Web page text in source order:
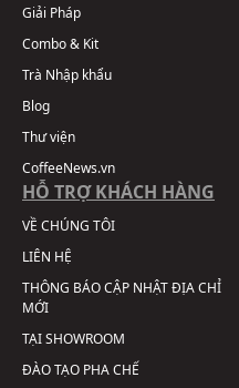
Giải Pháp
Combo & Kit
Trà Nhập khẩu
Blog
Thư viện
CoffeeNews.vn
HỖ TRỢ KHÁCH HÀNG
VỀ CHÚNG TÔI
LIÊN HỆ
THÔNG BÁO CẬP NHẬT ĐỊA CHỈ
MỚI
TẠI SHOWROOM
ĐÀO TẠO PHA CHẾ